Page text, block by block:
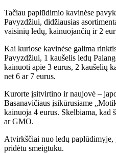
Tačiau paplūdimio kavinėse
Pavyzdžiui, didžiausias
vaisinių ledų, kainuojančių ir 2
Kai kuriose kavinėse galima
Pavyzdžiui, 1 kaušelis ledų
kainuoti apie 3 eurus, 2 kaušelių
net 6 ar 7 eurus.
Kurorte įsitvirtino ir naujovė –
Basanavičiaus įsikūrusiame
kainuoja 4 eurus. Skelbiama, kad
ar GMO.
Atvirkščiai nuo ledų paplūdimyje,
pridėtu smeigtuku.